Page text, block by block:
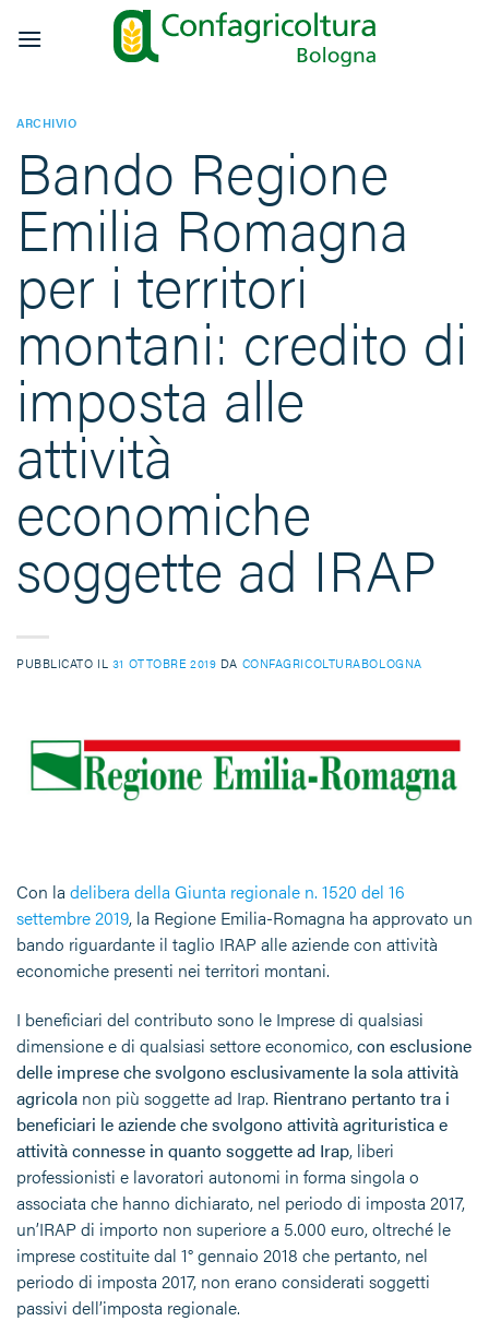
ARCHIVIO
Bando Regione
Emilia Romagna
per i territori
montani: credito di
imposta alle
attività
economiche
soggette ad IRAP
PUBBLICATO IL 31 OTTOBRE 2019 DA CONFAGRICOLTURABOLOGNA
Con la delibera della Giunta regionale n. 1520 del 16
settembre 2019, la Regione Emilia-Romagna ha approvato un
bando riguardante il taglio IRAP alle aziende con attività
economiche presenti nei territori montani.
I beneficiari del contributo sono le Imprese di qualsiasi
dimensione e di qualsiasi settore economico,con esclusione
delle imprese che svolgono esclusivamente la sola attività
agricola non più soggette ad Irap. Rientrano pertanto tra i
beneficiari le aziende che svolgono attività agrituristica e
attività connesse in quanto soggette ad Irap, liberi
professionisti e lavoratori autonomi in forma singola o
associata che hanno dichiarato, nel periodo di imposta 2017,
un’IRAP di importo non superiore a 5.000 euro, oltreché le
imprese costituite dal 1° gennaio 2018 che pertanto, nel
periodo di imposta 2017, non erano considerati soggetti
passivi dell’imposta regionale.